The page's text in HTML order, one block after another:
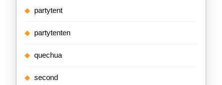
partytent
partytenten
quechua
second